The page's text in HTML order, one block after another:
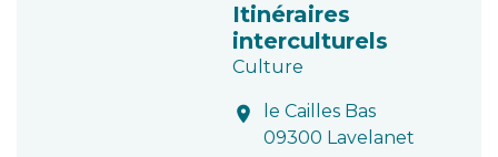
Itinéraires
interculturels
Culture
location_on
le Cailles Bas
09300 Lavelanet